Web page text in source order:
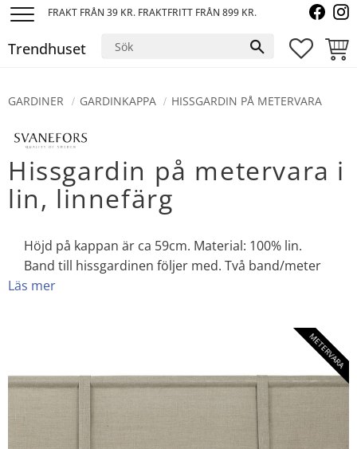
FRAKT FRÅN 39 KR. FRAKTFRITT FRÅN 899 KR.
Trendhuset
GARDINER GARDINKAPPA HISSGARDIN PÅ METERVARA
Hissgardin på metervara i
lin, linnefärg
Höjd på kappan är ca 59cm. Material: 100% lin.
Band till hissgardinen följer med. Två band/meter
Läs mer
METERVARA